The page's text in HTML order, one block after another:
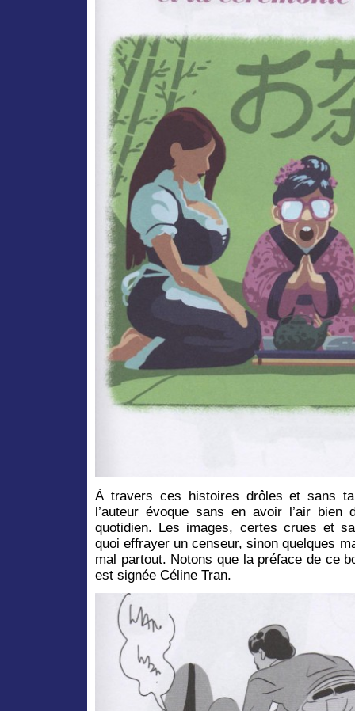
À travers ces histoires drôles et sans
l’auteur évoque sans en avoir l’air
quotidien. Les images, certes crues et
quoi effrayer un censeur, sinon quelques
mal partout. Notons que la préface de ce
est signée Céline Tran.